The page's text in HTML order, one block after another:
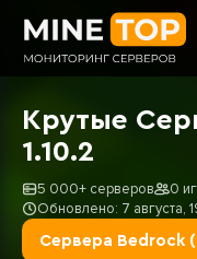
Крутые
1.10.2
5 000+ серверов
0
Обновлено: 7 августа,
Сервера Bedrock